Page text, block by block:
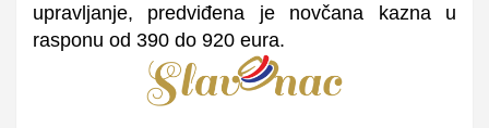
upravljanje, predviđena je novčana kazna u
rasponu od 390 do 920 eura.